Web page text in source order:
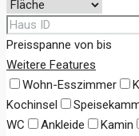
Preisspanne von bis
Weitere Features
Wohn-Esszimmer
Kochinsel
WC
Ankleide Kamin